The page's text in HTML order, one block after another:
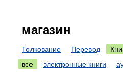
магазин
Толкование Перевод
все
электронные книги